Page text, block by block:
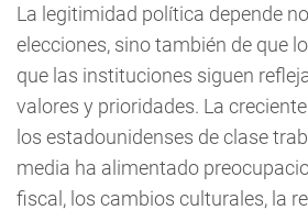
La legitimidad política depende
elecciones, sino también de que
que las instituciones siguen
valores y prioridades. La
los estadounidenses de clase
media ha alimentado
fiscal, los cambios culturales, la